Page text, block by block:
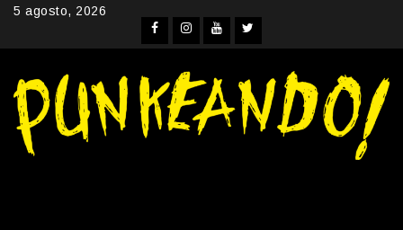
Skip5 agosto, 2026
Facebook
Instagram
YouTube
Twitter